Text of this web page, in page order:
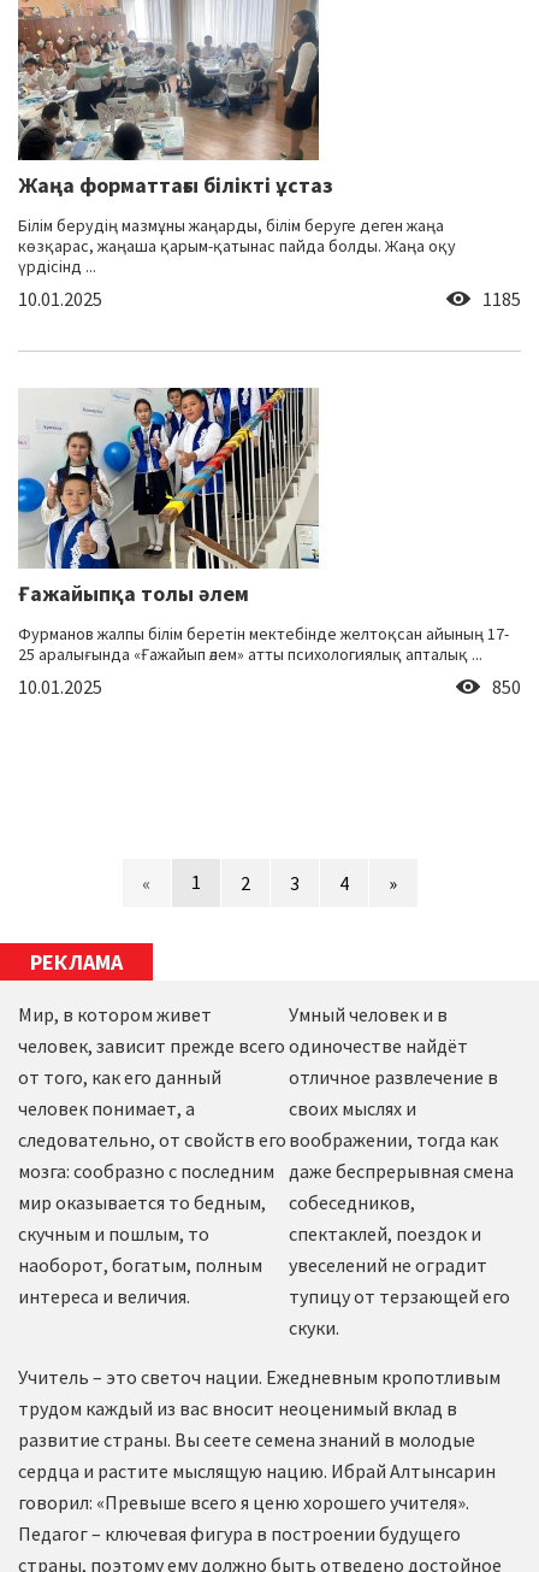
Жаңа форматтағы білікті ұстаз
Білім берудің мазмұны жаңарды, білім беруге деген жаңа
көзқарас, жаңаша қарым-қатынас пайда болды. Жаңа оқу
үрдісінд ...
10.01.2025 1185
Ғажайыпқа толы әлем
Фурманов жалпы білім беретін мектебінде желтоқсан айының 17-
25 аралығында «Ғажайып әлем» атты психологиялық апталық ...
10.01.2025 850
« 1 2 3 4 »
РЕКЛАМА
Мир, в котором живет
человек, зависит прежде всего
от того, как его данный
человек понимает, а
следовательно, от свойств его
мозга: сообразно с последним
мир оказывается то бедным,
скучным и пошлым, то
наоборот, богатым, полным
интереса и величия.
Умный человек и в
одиночестве найдёт
отличное развлечение в
своих мыслях и
воображении, тогда как
даже беспрерывная смена
собеседников,
спектаклей, поездок и
увеселений не оградит
тупицу от терзающей его
скуки.
Учитель – это светоч нации. Ежедневным кропотливым
трудом каждый из вас вносит неоценимый вклад в
развитие страны. Вы сеете семена знаний в молодые
сердца и растите мыслящую нацию. Ибрай Алтынсарин
говорил: «Превыше всего я ценю хорошего учителя».
Педагог – ключевая фигура в построении будущего
страны, поэтому ему должно быть отведено достойное